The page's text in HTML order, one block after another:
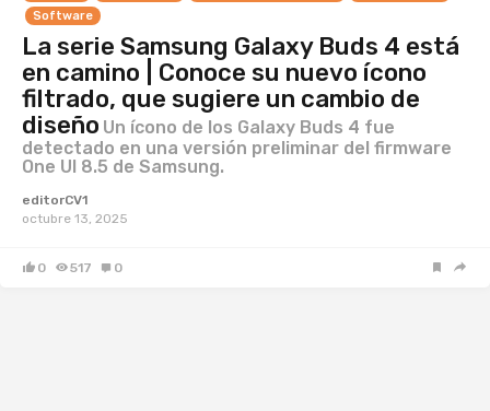
Software
La serie Samsung Galaxy Buds 4 está
en camino | Conoce su nuevo ícono
filtrado, que sugiere un cambio de
diseño Un ícono de los Galaxy Buds 4 fue
detectado en una versión preliminar del firmware
One UI 8.5 de Samsung.
editorCV1
octubre 13, 2025
0 517 0